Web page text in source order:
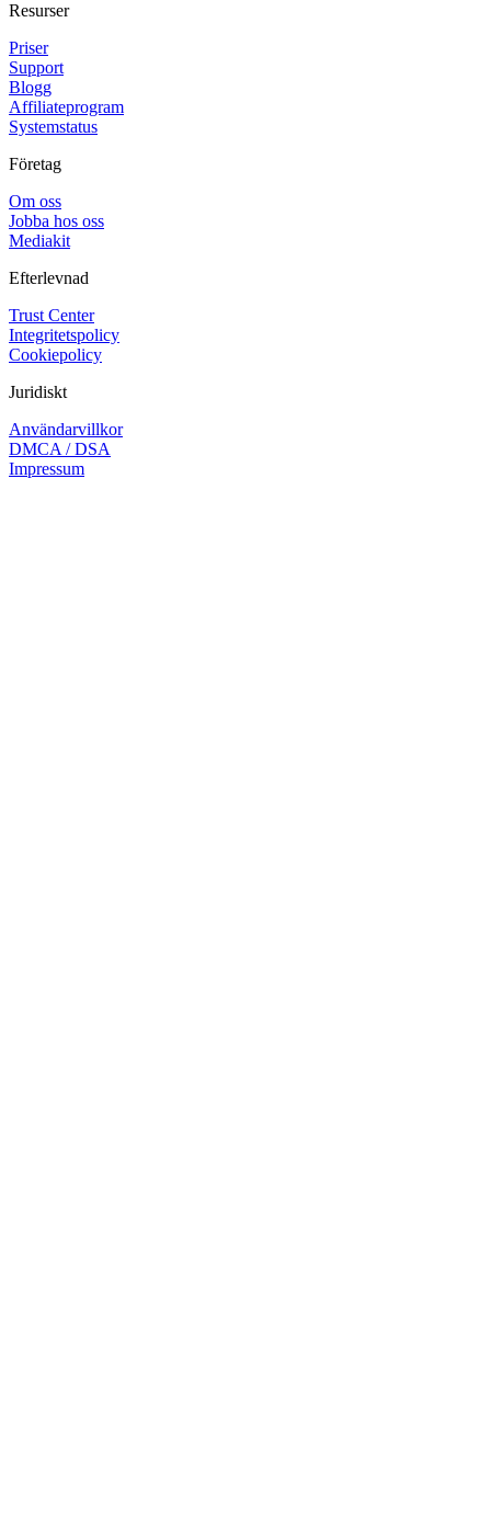
Resurser
Priser
Support
Blogg
Affiliateprogram
Systemstatus
Företag
Om oss
Jobba hos oss
Mediakit
Efterlevnad
Trust Center
Integritetspolicy
Cookiepolicy
Juridiskt
Användarvillkor
DMCA / DSA
Impressum